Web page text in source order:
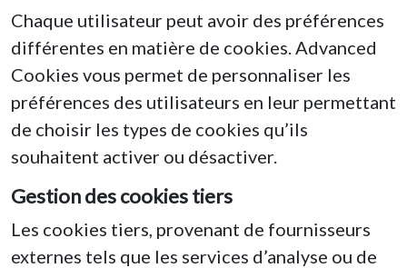
Chaque utilisateur peut avoir des préférences
différentes en matière de cookies. Advanced
Cookies vous permet de personnaliser les
préférences des utilisateurs en leur permettant
de choisir les types de cookies qu’ils
souhaitent activer ou désactiver.
Gestion des cookies tiers
Les cookies tiers, provenant de fournisseurs
externes tels que les services d’analyse ou de